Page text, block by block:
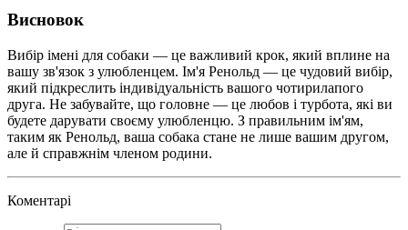
Висновок
Вибір імені для собаки — це важливий крок, який вплине на
вашу зв'язок з улюбленцем. Ім'я Ренольд — це чудовий вибір,
який підкреслить індивідуальність вашого чотирилапого
друга. Не забувайте, що головне — це любов і турбота, які ви
будете дарувати своєму улюбленцю. З правильним ім'ям,
таким як Ренольд, ваша собака стане не лише вашим другом,
але й справжнім членом родини.
Коментарі